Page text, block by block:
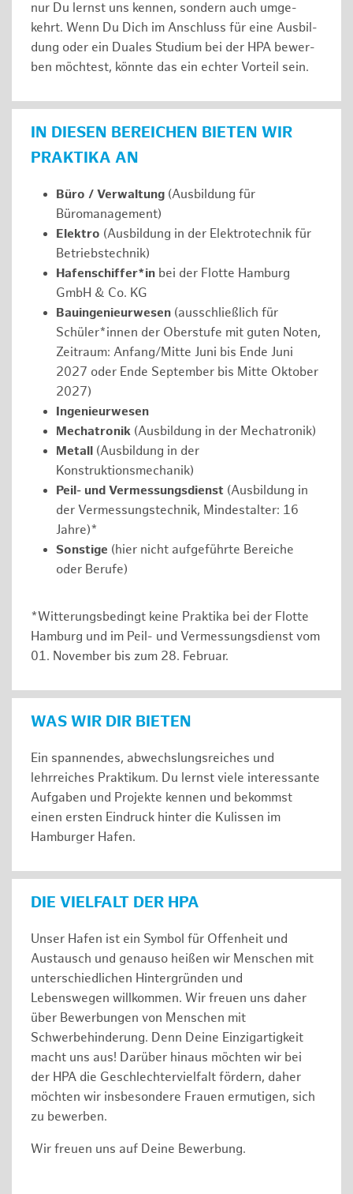
nur Du lernst uns ken­nen, son­dern auch um­ge­
kehrt. Wenn Du Dich im An­schluss für eine Aus­bil­
dung oder ein Duales Studium bei der HPA be­wer­
ben möch­test, könnte das ein ech­ter Vor­teil sein.
IN DIESEN BEREICHEN BIETEN WIR
PRAKTIKA AN
Büro / Verwaltung (Ausbildung für
Büromanagement)
Elektro (Ausbildung in der Elektrotechnik für
Betriebstechnik)
Hafenschiffer*in bei der Flotte Hamburg
GmbH & Co. KG
Bauingenieurwesen (ausschließlich für
Schüler*innen der Oberstufe mit guten Noten,
Zeitraum: Anfang/Mitte Juni bis Ende Juni
2027 oder Ende September bis Mitte Oktober
2027)
Ingenieurwesen
Mechatronik (Ausbildung in der Mechatronik)
Metall (Ausbildung in der
Konstruktionsmechanik)
Peil- und Vermessungsdienst (Ausbildung in
der Vermessungstechnik, Mindestalter: 16
Jahre)*
Sonstige (hier nicht aufgeführte Bereiche
oder Berufe)
*Witterungsbedingt keine Praktika bei der Flotte
Hamburg und im Peil- und Vermessungsdienst vom
01. November bis zum 28. Februar.
WAS WIR DIR BIETEN
Ein spannendes, abwechslungsreiches und
lehrreiches Praktikum. Du lernst viele interessante
Aufgaben und Projekte kennen und bekommst
einen ersten Eindruck hinter die Kulissen im
Hamburger Hafen.
DIE VIELFALT DER HPA
Unser Hafen ist ein Symbol für Offenheit und
Austausch und genauso heißen wir Menschen mit
unterschiedlichen Hintergründen und
Lebenswegen willkommen. Wir freuen uns daher
über Bewerbungen von Menschen mit
Schwerbehinderung. Denn Deine Einzigartigkeit
macht uns aus! Darüber hinaus möchten wir bei
der HPA die Geschlechtervielfalt fördern, daher
möchten wir insbesondere Frauen ermutigen, sich
zu bewerben.
Wir freuen uns auf Deine Bewerbung.